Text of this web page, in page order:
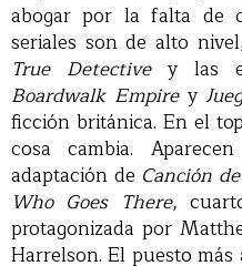
abogar por la falta de
seriales son de alto
True Detectivey las
Boardwalk Empirey
ficción británica. En el
cosa cambia.
adaptación de Canción
Who Goes There,
protagonizada por
Harrelson. El puesto